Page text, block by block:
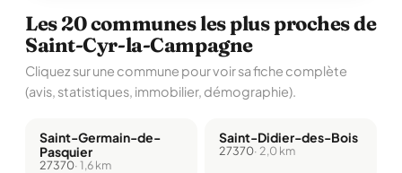
Les 20 communes les plus proches de
Saint-Cyr-la-Campagne
Cliquez sur une commune pour voir sa fiche complète
(avis, statistiques, immobilier, démographie).
Saint-Germain-de-
Pasquier
27370· 1,6 km
Saint-Didier-des-Bois
27370· 2,0 km